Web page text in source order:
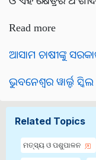
Read more
ଆସାମ ଚାଷୀଙ୍କୁ
ଭୁବନେଶ୍ୱର ୱାର୍ଲ୍ଡ
Related Topics
ମତ୍ସ୍ୟ ଓ ପଶୁପାଳନ